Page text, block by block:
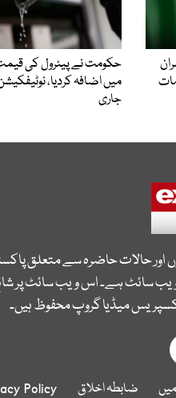
32 افسران
حکومت نے پیٹرول کی
میں اضافہ کردیا،
جاری
اور حالات حاضرہ سے متعلق
سائٹ ہے۔ اس ویب سائٹ پر
میڈیا گروپ محفوظ ہیں۔
ضابطہ اخلاق Policy